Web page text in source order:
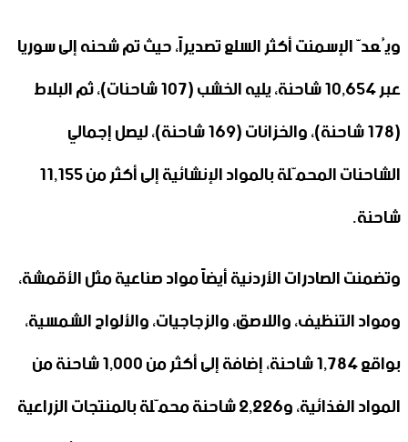
ويُعدّ الإسمنت أكثر السلع تصديراً، حيث تم شحنه إلى سوريا
عبر 10,654 شاحنة، يليه الخشب (107 شاحنات)، ثم البلاط
(178 شاحنة)، والخزانات (169 شاحنة)، ليصل إجمالي
الشاحنات المحمّلة بالمواد الإنشائية إلى أكثر من 11,155
شاحنة.
وتضمنت الصادرات الأردنية أيضاً مواد صناعية مثل الأقمشة،
ومواد التنظيف، واللاصق، والزجاجيات، والألواح الشمسية،
بواقع 1,784 شاحنة، إضافة إلى أكثر من 1,000 شاحنة من
المواد الغذائية، و2,226 شاحنة محمّلة بالمنتجات الزراعية